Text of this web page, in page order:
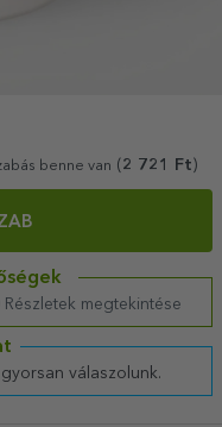
benne van ( 2 721 Ft )
Részletek megtekintése
válaszolunk.